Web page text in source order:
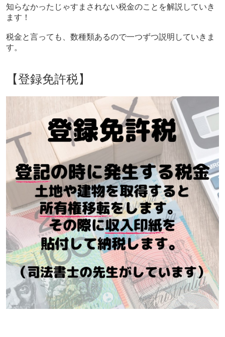
知らなかったじゃすまされない税金のことを解説していき
ます！
税金と言っても、数種類あるので一つずつ説明していきま
す。
【登録免許税】